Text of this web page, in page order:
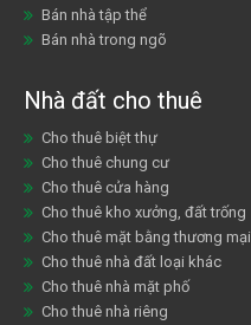
Bán nhà tập thể
Bán nhà trong ngõ
Nhà đất cho thuê
Cho thuê biệt thự
Cho thuê chung cư
Cho thuê cửa hàng
Cho thuê kho xưởng, đất trống
Cho thuê mặt bằng thương mại
Cho thuê nhà đất loại khác
Cho thuê nhà mặt phố
Cho thuê nhà riêng